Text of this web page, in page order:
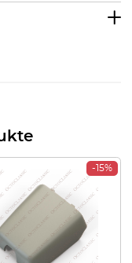
-15%